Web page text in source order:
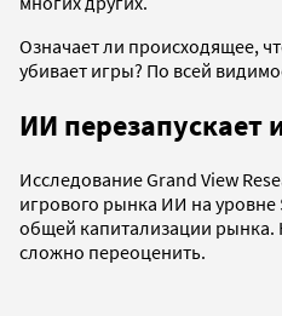
Означает ли происходящее,
убивает игры? По всей
ИИ перезапускает
Исследование Grand View
игрового рынка ИИ на
общей капитализации рынка.
сложно переоценить.